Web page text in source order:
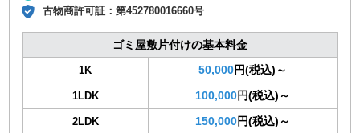
古物商許可証：第452780016660号
ゴミ屋敷片付けの基本料金
1K 50,000円(税込)～
1LDK 100,000円(税込)～
2LDK 150,000円(税込)～